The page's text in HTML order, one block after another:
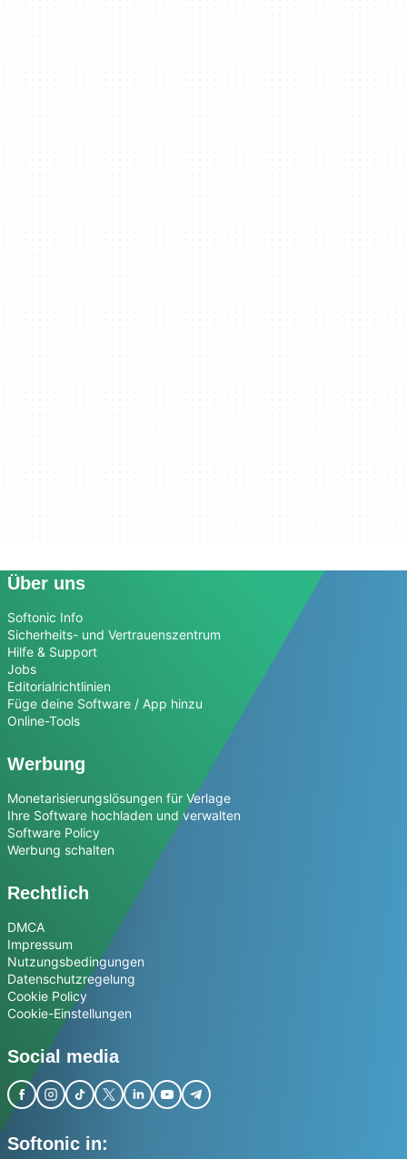
Über uns
Softonic Info
Sicherheits- und Vertrauenszentrum
Hilfe & Support
Jobs
Editorialrichtlinien
Füge deine Software / App hinzu
Online-Tools
Werbung
Monetarisierungslösungen für Verlage
Ihre Software hochladen und verwalten
Software Policy
Werbung schalten
Rechtlich
DMCA
Impressum
Nutzungsbedingungen
Datenschutzregelung
Cookie Policy
Cookie-Einstellungen
Social media
Softonic in: